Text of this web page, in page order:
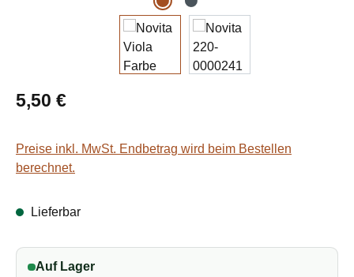
Regulärer Preis:
5,50 €
Preise inkl. MwSt. Endbetrag wird beim Bestellen
berechnet.
Lieferbar
Auf Lager